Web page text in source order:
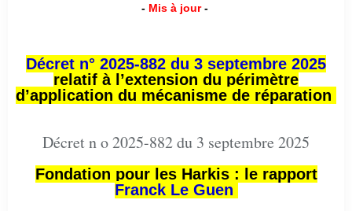
- Mis à jour -
Décret n° 2025-882 du 3 septembre 2025
relatif à l’extension du périmètre
d’application du mécanisme de réparation
Décret n o 2025-882 du 3 septembre 2025
Fondation pour les Harkis : le rapport
Franck Le Guen